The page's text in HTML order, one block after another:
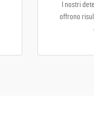
I nostri
offrono